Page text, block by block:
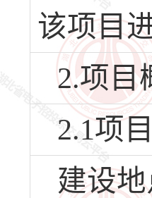
该项目
2.项目
2.1项
建设